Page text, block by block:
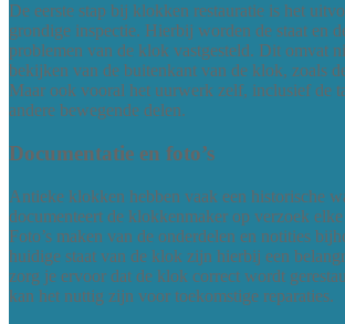
De eerste stap bij klokken restauratie is het
grondige inspectie. Hierbij worden de staat en
problemen van de klok vastgesteld. Dit omvat
bekijken van de buitenkant van de klok, zoals
Maar ook vooral het uurwerk zelf, inclusief de
andere bewegende delen.
Documentatie en foto’s
Antieke klokken hebben vaak een historische
documenteert de klokkenmaker op verzoek
Foto’s maken van de onderdelen en notities
huidige staat van de klok zijn hierbij een
zorg je ervoor dat de klok correct wordt
kan het nuttig zijn voor toekomstige reparaties.